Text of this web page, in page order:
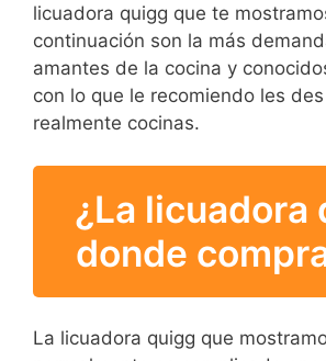
licuadora quigg que te
continuación son la más
amantes de la cocina y
con lo que le recomiendo les
realmente cocinas.
¿La licuadora
donde
La licuadora quigg que